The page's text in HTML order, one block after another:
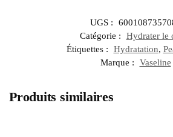
UGS :
Catégorie :
Hydrater le
Étiquettes :
Hydratation,
Marque :
Vaseline
Produits similaires